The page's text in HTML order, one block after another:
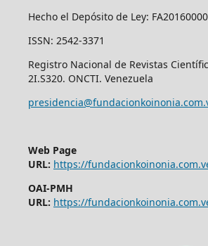
Hecho el Depósito de Ley:
ISSN: 2542-3371
Registro Nacional de Revistas
2I.S320. ONCTI. Venezuela
Web Page
URL: https://
OAI-PMH
URL: https://